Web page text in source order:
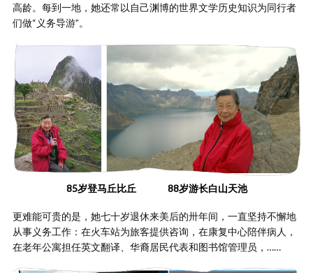
高龄。每到一地，她还常以自己渊博的世界文学历史知识为同行者
们做“义务导游”。
85岁登马丘比丘 88岁游长白山天池
更难能可贵的是，她七十岁退休来美后的卅年间，一直坚持不懈地
从事义务工作：在火车站为旅客提供咨询，在康复中心陪伴病人，
在老年公寓担任英文翻译、华裔居民代表和图书馆管理员，……